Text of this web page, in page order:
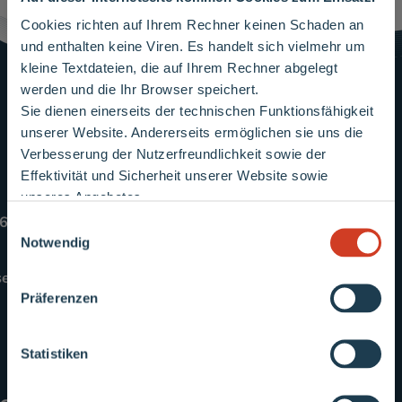
Cookies richten auf Ihrem Rechner keinen Schaden an
und enthalten keine Viren. Es handelt sich vielmehr um
kleine Textdateien, die auf Ihrem Rechner abgelegt
werden und die Ihr Browser speichert.
Sie dienen einerseits der technischen Funktionsfähigkeit
unserer Website. Andererseits ermöglichen sie uns die
Verbesserung der Nutzerfreundlichkeit sowie der
Effektivität und Sicherheit unserer Website sowie
unseres Angebotes.
Einwilligungsauswahl
Notwendig
Präferenzen
Statistiken
Wichtiger Hinweis
anderer Energieversorger unterwegs, die an
Rechnungen vorzulegen oder Zählernummern
mitzuteilen.
Bitte beachten Sie: Diese Personen handeln
454545